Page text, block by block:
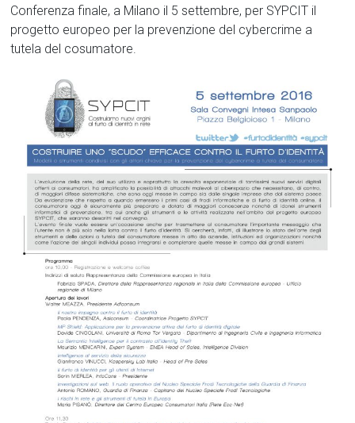
Conferenza finale, a Milano il 5 settembre, per SYPCIT il
progetto europeo per la prevenzione del cybercrime a
tutela del cosumatore.